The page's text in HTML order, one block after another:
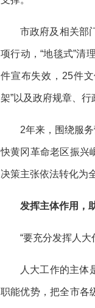
市政府及相关部
项行动，“地毯式”清
件宣布失效，25件
架”以及政府规章、
2年来，围绕服
快黄冈革命老区振兴
决策主张依法转化为
发挥主体作用，
“要充分发挥人
人大工作的主体
职能优势，把全市各